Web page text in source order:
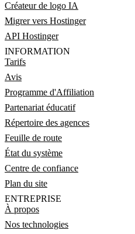
Créateur de logo IA
Migrer vers Hostinger
API Hostinger
INFORMATION
Tarifs
Avis
Programme d'Affiliation
Partenariat éducatif
Répertoire des agences
Feuille de route
État du système
Centre de confiance
Plan du site
ENTREPRISE
À propos
Nos technologies